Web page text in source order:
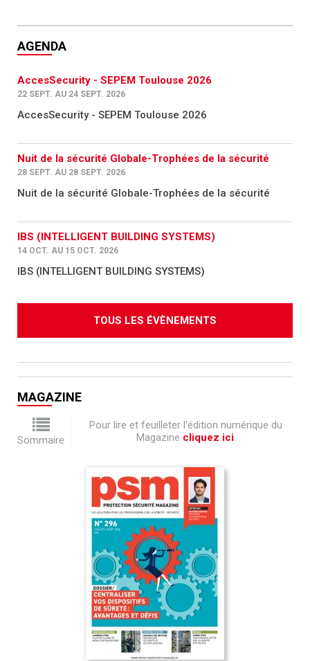
AGENDA
AccesSecurity - SEPEM Toulouse 2026
22 SEPT. AU 24 SEPT. 2026
AccesSecurity - SEPEM Toulouse 2026
Nuit de la sécurité Globale-Trophées de la sécurité
28 SEPT. AU 28 SEPT. 2026
Nuit de la sécurité Globale-Trophées de la sécurité
IBS (INTELLIGENT BUILDING SYSTEMS)
14 OCT. AU 15 OCT. 2026
IBS (INTELLIGENT BUILDING SYSTEMS)
TOUS LES ÉVÈNEMENTS
MAGAZINE
Sommaire
Pour lire et feuilleter l'édition numérique du
Magazine cliquez ici.